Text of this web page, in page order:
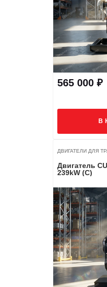
565 000 ₽
В
ДВИГАТЕЛИ ДЛЯ
Двигатель
239kW (C)